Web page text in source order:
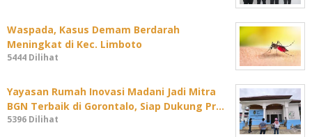
Waspada, Kasus Demam Berdarah
Meningkat di Kec. Limboto
5444 Dilihat
Yayasan Rumah Inovasi Madani Jadi Mitra
BGN Terbaik di Gorontalo, Siap Dukung Pr…
5396 Dilihat